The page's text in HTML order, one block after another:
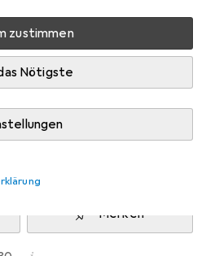
zustimmen
Nötigste
Fr, 21.8. geliefert
beim Lieferanten
schneller verfügbar
genaue Lieferzeit
Merken